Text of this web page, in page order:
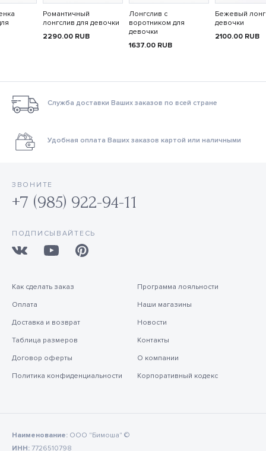
Романтичный
лонгслив для девочки
2290.00 RUB
Лонгслив с
воротником для
девочки
1637.00 RUB
Бежевый
девочки
2100.00 RUB
Служба доставки Ваших заказов по всей стране
Удобная оплата Ваших заказов картой или наличными
ЗВОНИТЕ
+7 (985) 922-94-11
ПОДПИСЫВАЙТЕСЬ
Как сделать заказ
Оплата
Доставка и возврат
Таблица размеров
Договор оферты
Политика конфиденциальности
Программа лояльности
Наши магазины
Новости
Контакты
О компании
Корпоративный кодекс
Наименование: ООО "Бимоша" ©
ИНН: 7726510798